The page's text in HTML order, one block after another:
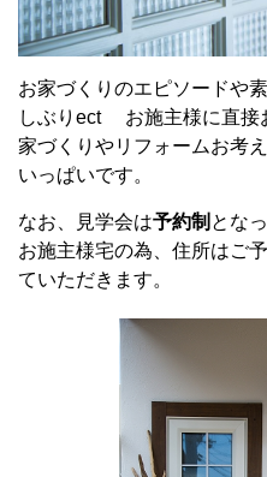
お家づくりのエピソードや
しぶりect お施主様に直接
家づくりやリフォームお考
いっぱいです。
なお、見学会は予約制 とな
お施主様宅の為、住所はご
ていただきます。